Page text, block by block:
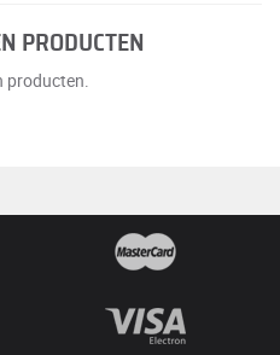
PRODUCTEN
producten.